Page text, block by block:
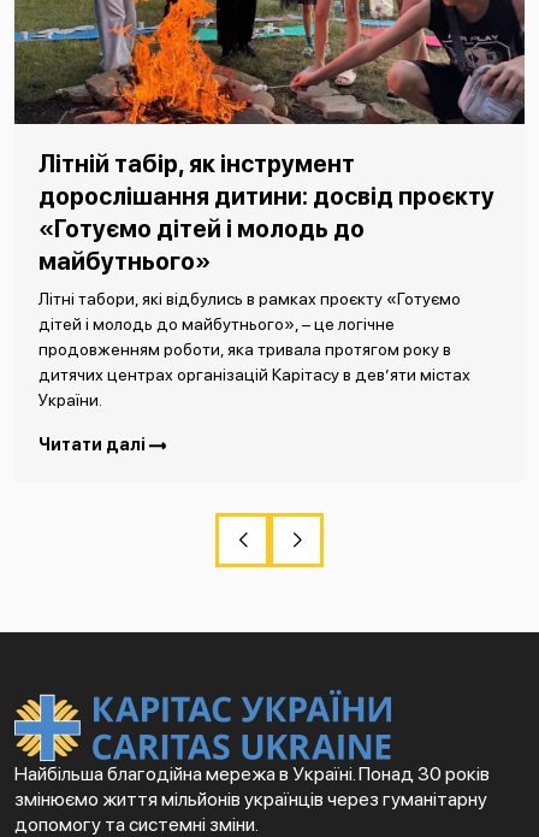
Літній табір, як інструмент
дорослішання дитини: досвід проєкту
«Готуємо дітей і молодь до
майбутнього»
Літні табори, які відбулись в рамках проєкту «Готуємо
дітей і молодь до майбутнього», – це логічне
продовженням роботи, яка тривала протягом року в
дитячих центрах організацій Карітасу в дев’яти містах
України.
Читати далі
Найбільша благодійна мережа в Україні. Понад 30 років
змінюємо життя мільйонів українців через гуманітарну
допомогу та системні зміни.